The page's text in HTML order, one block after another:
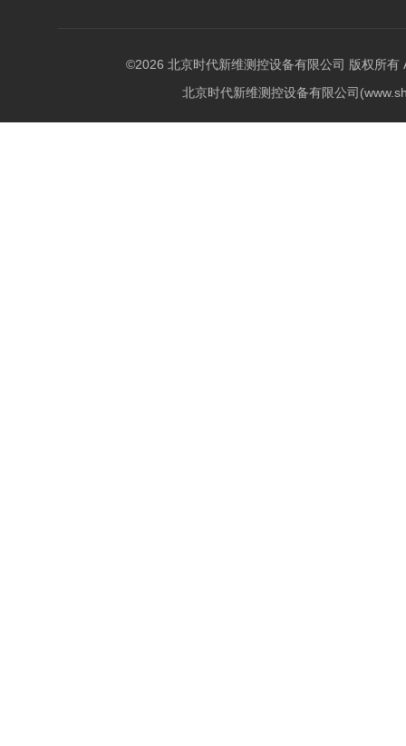
©2026 北京时代新维测控设备有限公司 版权所有
北京时代新维测控设备有限公司